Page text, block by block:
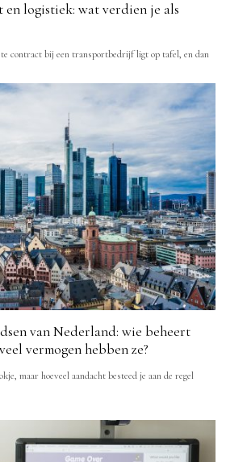
en logistiek: wat verdien je als
contract bij een transportbedrijf ligt op tafel, en dan
van Nederland: wie beheert
vermogen hebben ze?
maar hoeveel aandacht besteed je aan de regel